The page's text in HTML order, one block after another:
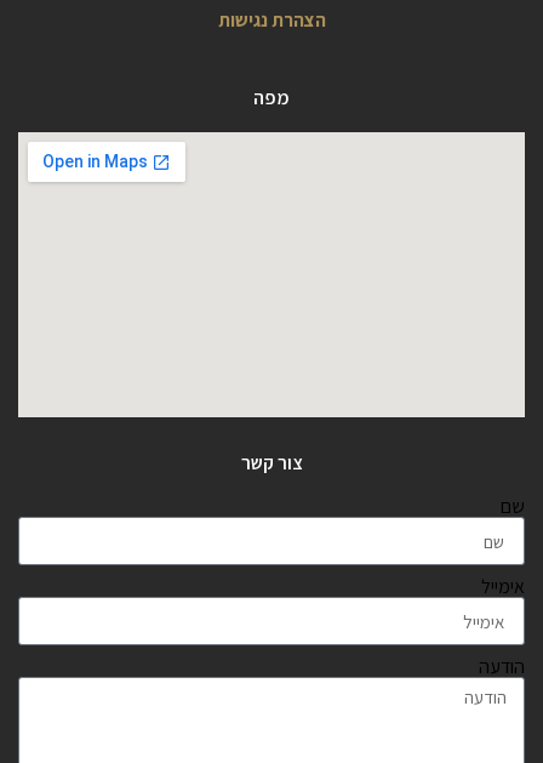
הצהרת נגישות
מפה
צור קשר
שם
אימייל
הודעה